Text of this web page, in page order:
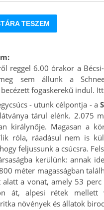
TESZEM
reggel 6.00 órakor a
sem állunk a
fogaskerekű indul.
- utunk célpontja - a
tárul elénk. 2.075
királynője. Magasan a
róla, ráadásul nem is
feljussunk a csúcsra.
kerülünk: annak
méter magasságban
a vonat, amely 53
át, alpesi rétek mellett
növények és állatok